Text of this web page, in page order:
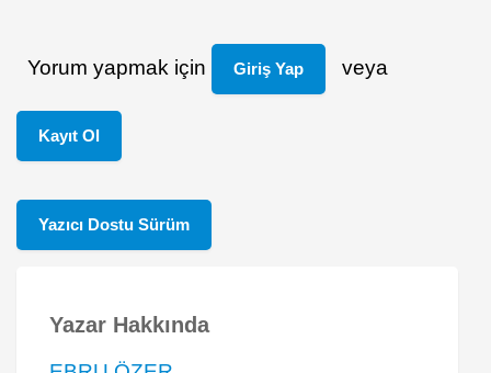
Yorum yapmak için Giriş Yap veya
Kayıt Ol
Yazıcı Dostu Sürüm
Yazar Hakkında